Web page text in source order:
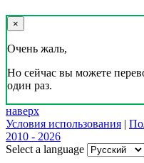
×
Очень жаль,
Но сейчас вы можете
один раз.
наверх
Условия использования |
2010 - 2026
Select a language